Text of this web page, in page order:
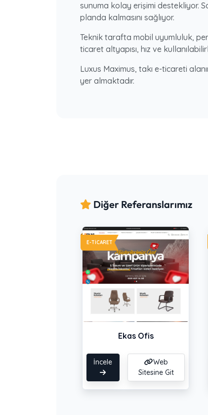
sunuma kolay erişimi destekliyor.
planda kalmasını sağlıyor.
Teknik tarafta mobil uyumluluk,
ticaret altyapısı, hız ve
Luxus Maximus, takı e-ticareti
yer almaktadır.
Diğer Referanslarımız
E-TICARET
Ekas Ofis
İncele
Web
Sitesine Git